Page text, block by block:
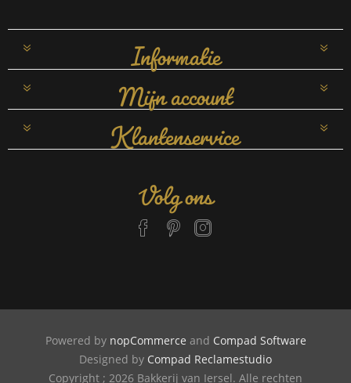
Informatie
Mijn account
Klantenservice
Volg ons
Powered by nopCommerce and Compad Software
Designed by Compad Reclamestudio
Copyright ; 2026 Bakkerij van Iersel. Alle rechten